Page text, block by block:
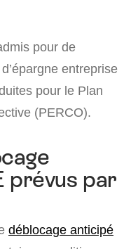
pour de
entreprise
pour le Plan
(PERCO).
prévus par
déblocage anticipé